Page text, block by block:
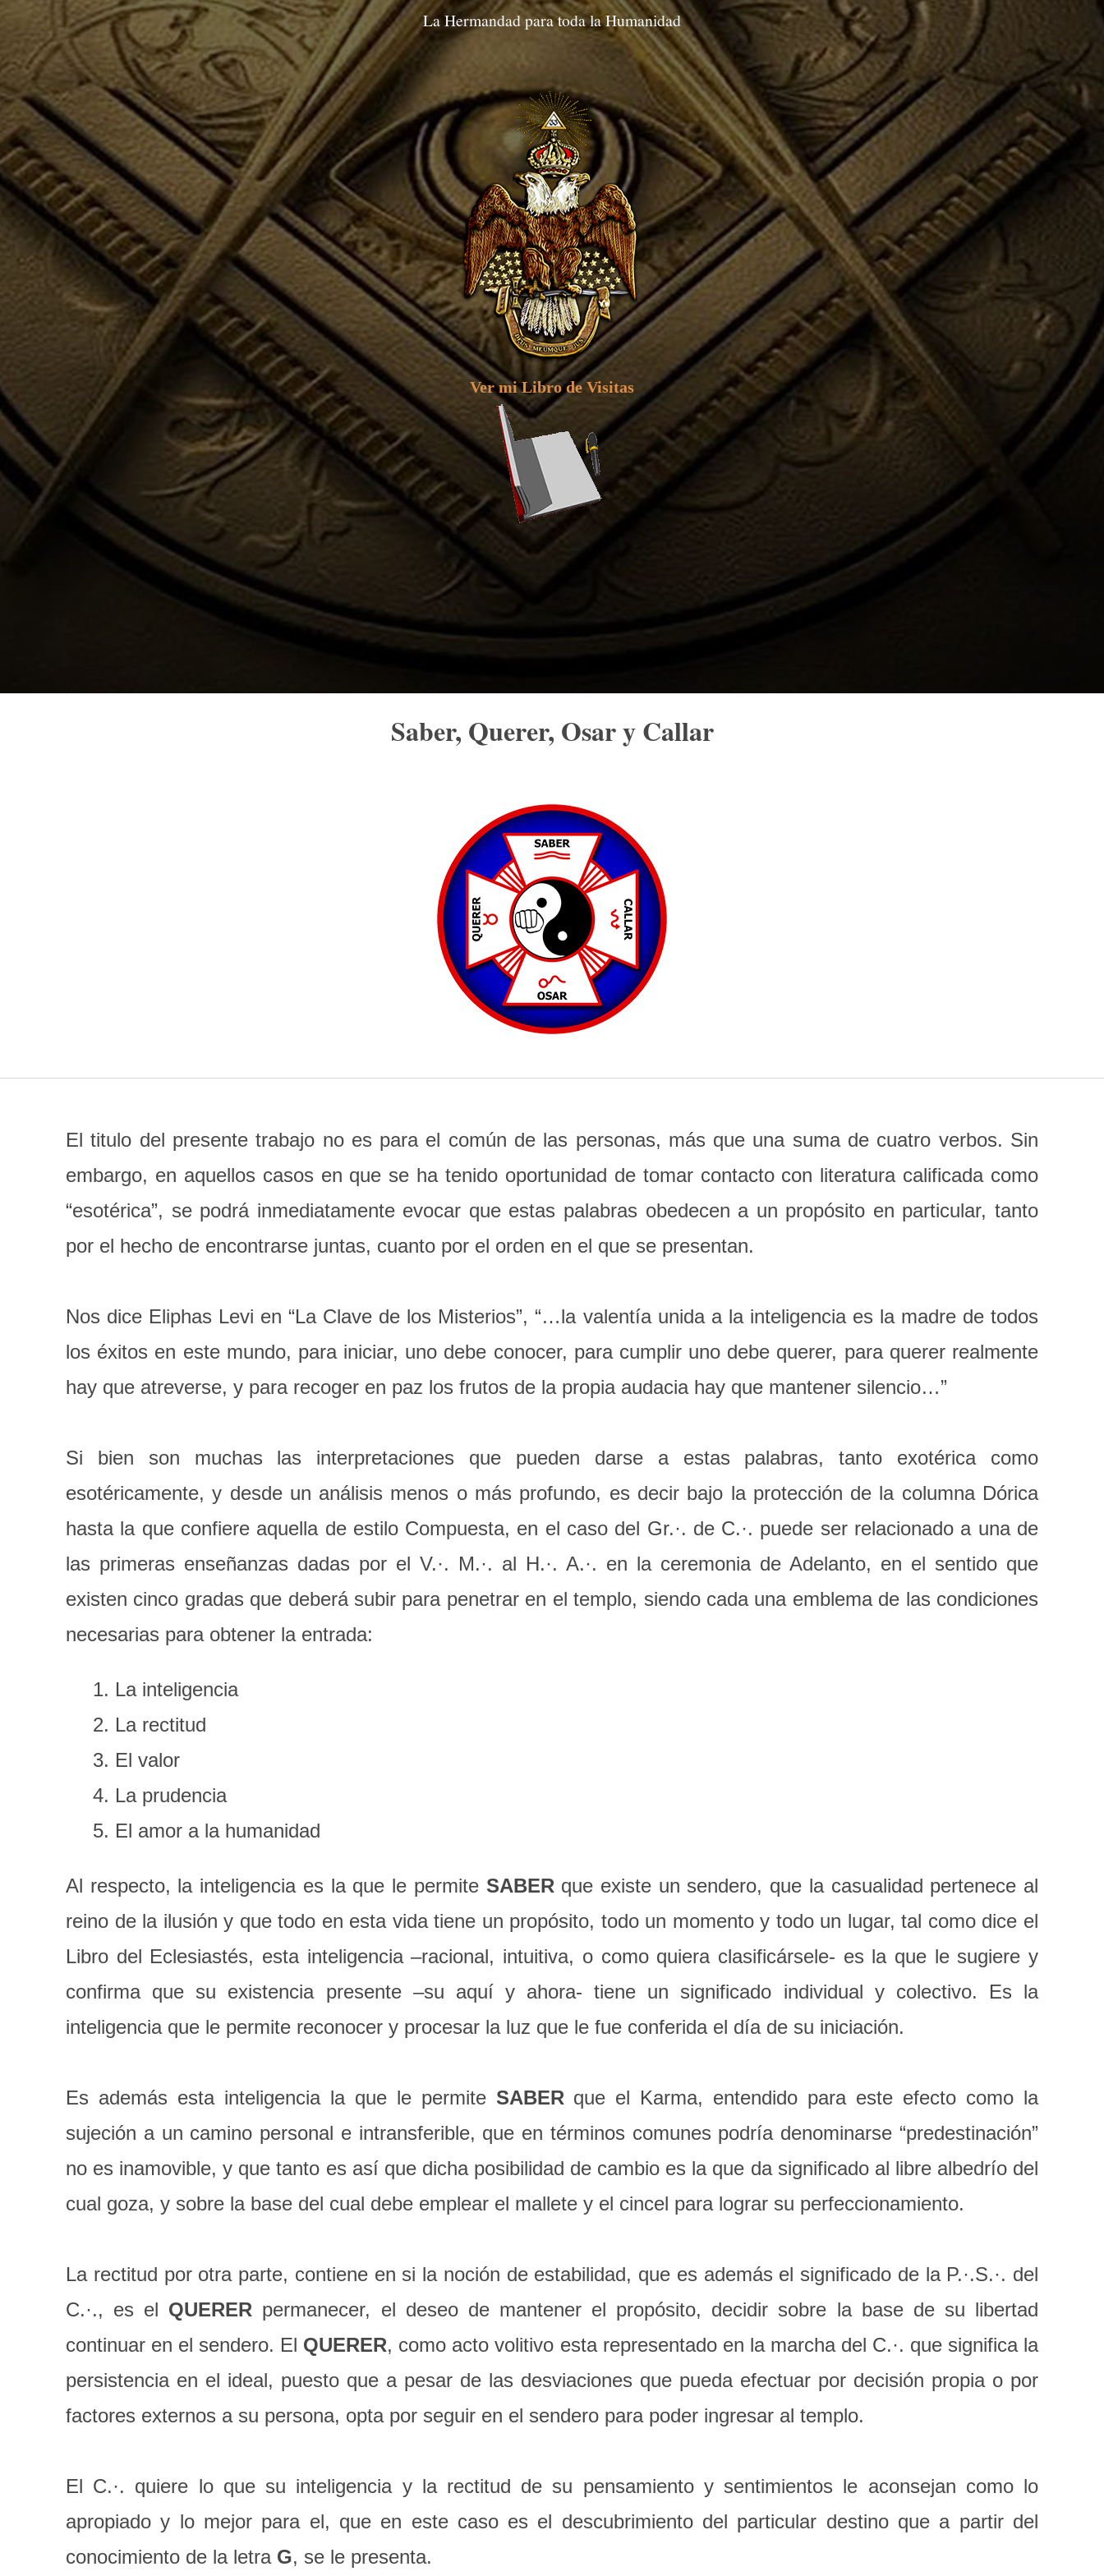
La Hermandad para toda la Humanidad
Ver mi Libro de Visitas
Saber, Querer, Osar y Callar
El titulo del presente trabajo no es para el común de las personas, más que una suma de cuatro verbos. Sin
embargo, en aquellos casos en que se ha tenido oportunidad de tomar contacto con literatura calificada como
“esotérica”, se podrá inmediatamente evocar que estas palabras obedecen a un propósito en particular, tanto
por el hecho de encontrarse juntas, cuanto por el orden en el que se presentan.
Nos dice Eliphas Levi en “La Clave de los Misterios”, “…la valentía unida a la inteligencia es la madre de todos
los éxitos en este mundo, para iniciar, uno debe conocer, para cumplir uno debe querer, para querer realmente
hay que atreverse, y para recoger en paz los frutos de la propia audacia hay que mantener silencio…”
Si bien son muchas las interpretaciones que pueden darse a estas palabras, tanto exotérica como
esotéricamente, y desde un análisis menos o más profundo, es decir bajo la protección de la columna Dórica
hasta la que confiere aquella de estilo Compuesta, en el caso del Gr.·. de C.·. puede ser relacionado a una de
las primeras enseñanzas dadas por el V.·. M.·. al H.·. A.·. en la ceremonia de Adelanto, en el sentido que
existen cinco gradas que deberá subir para penetrar en el templo, siendo cada una emblema de las condiciones
necesarias para obtener la entrada:
La inteligencia
La rectitud
El valor
La prudencia
El amor a la humanidad
Al respecto, la inteligencia es la que le permiteSABER que existe un sendero, que la casualidad pertenece al
reino de la ilusión y que todo en esta vida tiene un propósito, todo un momento y todo un lugar, tal como dice el
Libro del Eclesiastés, esta inteligencia –racional, intuitiva, o como quiera clasificársele- es la que le sugiere y
confirma que su existencia presente –su aquí y ahora- tiene un significado individual y colectivo. Es la
inteligencia que le permite reconocer y procesar la luz que le fue conferida el día de su iniciación.
Es además esta inteligencia la que le permite SABER que el Karma, entendido para este efecto como la
sujeción a un camino personal e intransferible, que en términos comunes podría denominarse “predestinación”
no es inamovible, y que tanto es así que dicha posibilidad de cambio es la que da significado al libre albedrío del
cual goza, y sobre la base del cual debe emplear el mallete y el cincel para lograr su perfeccionamiento.
La rectitud por otra parte, contiene en si la noción de estabilidad, que es además el significado de la P.·.S.·. del
C.·., es el QUERER permanecer, el deseo de mantener el propósito, decidir sobre la base de su libertad
continuar en el sendero. El QUERER, como acto volitivo esta representado en la marcha del C.·. que significa la
persistencia en el ideal, puesto que a pesar de las desviaciones que pueda efectuar por decisión propia o por
factores externos a su persona, opta por seguir en el sendero para poder ingresar al templo.
El C.·. quiere lo que su inteligencia y la rectitud de su pensamiento y sentimientos le aconsejan como lo
apropiado y lo mejor para el, que en este caso es el descubrimiento del particular destino que a partir del
conocimiento de la letra G, se le presenta.